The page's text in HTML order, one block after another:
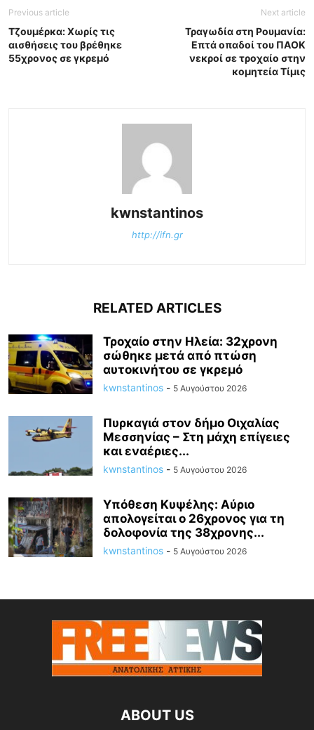
Previous article
Τζουμέρκα: Χωρίς τις
αισθήσεις του βρέθηκε
55χρονος σε γκρεμό
Next article
Τραγωδία στη Ρουμανία:
Επτά οπαδοί του ΠΑΟΚ
νεκροί σε τροχαίο στην
κομητεία Τίμις
kwnstantinos
http://ifn.gr
RELATED ARTICLES
Τροχαίο στην Ηλεία: 32χρονη
σώθηκε μετά από πτώση
αυτοκινήτου σε γκρεμό
kwnstantinos - 5 Αυγούστου 2026
Πυρκαγιά στον δήμο Οιχαλίας
Μεσσηνίας – Στη μάχη επίγειες
και εναέριες...
kwnstantinos - 5 Αυγούστου 2026
Υπόθεση Κυψέλης: Αύριο
απολογείται ο 26χρονος για τη
δολοφονία της 38χρονης...
kwnstantinos - 5 Αυγούστου 2026
ABOUT US